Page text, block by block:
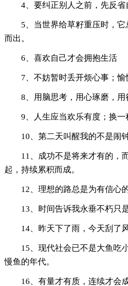
4、要纠正别人之前，先反省
5、当世界给草籽重压时，
而出。
6、喜欢自己才会拥抱生活
7、不妨暂时丢开烦心事；愉
8、用脑思考，用心琢磨，用
9、人生应当欢乐有度；换一
10、第二天叫醒我的不是闹
11、成功不是将来才有的，
起，持续累积而成。
12、理想的路总是为有信心
13、时间告诉我永垂不朽只
14、昨天下了雨，今天刮了
15、现代社会已不是大鱼吃
慢鱼的年代。
16、有量才有质，连续才会